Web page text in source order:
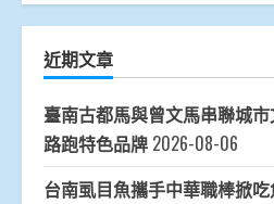
近期文章
臺南古都馬與曾文馬串聯城
路跑特色品牌 2026-08-06
台南虱目魚攜手中華職棒掀